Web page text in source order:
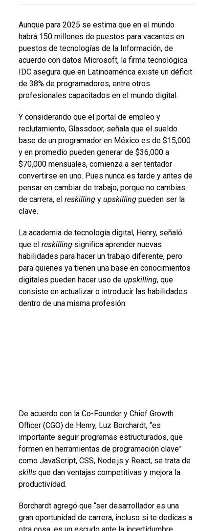
Aunque para 2025 se estima que en el mundo
habrá 150 millones de puestos para vacantes en
puestos de tecnologías de la Información, de
acuerdo con datos Microsoft, la firma tecnológica
IDC asegura que en Latinoamérica existe un déficit
de 38% de programadores, entre otros
profesionales capacitados en el mundo digital.
Y considerando que el portal de empleo y
reclutamiento, Glassdoor, señala que el sueldo
base de un programador en México es de $15,000
y en promedio pueden generar de $36,000 a
$70,000 mensuales, comienza a ser tentador
convertirse en uno. Pues nunca es tarde y antes de
pensar en cambiar de trabajo, porque no cambias
de carrera, elreskilling y upskillingpueden ser la
clave.
La academia de tecnología digital, Henry, señaló
que el reskillingsignifica aprender nuevas
habilidades para hacer un trabajo diferente, pero
para quienes ya tienen una base en conocimientos
digitales pueden hacer uso de upskilling, que
consiste en actualizar o introducir las habilidades
dentro de una misma profesión.
De acuerdo con la Co-Founder y Chief Growth
Officer (CGO) de Henry, Luz Borchardt, “es
importante seguir programas estructurados, que
formen en herramientas de programación clave”
como JavaScript, CSS, Node.js y React, se trata de
skillsque dan ventajas competitivas y mejora la
productividad.
Borchardt agregó que “ser desarrollador es una
gran oportunidad de carrera, incluso si te dedicas a
otra cosa, es un escudo ante la incertidumbre,